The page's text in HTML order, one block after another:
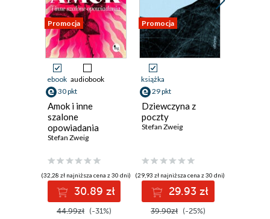
Promocja
ebook audiobook
30 pkt
Amok i inne
szalone
opowiadania
Stefan Zweig
(32,28 zł najniższa cena z 30 dni)
30.89 zł
44.99zł (-31%)
Promocja
książka
29 pkt
Dziewczyna z
poczty
Stefan Zweig
(29,93 zł najniższa cena z 30 dni)
29.93 zł
39.90zł (-25%)